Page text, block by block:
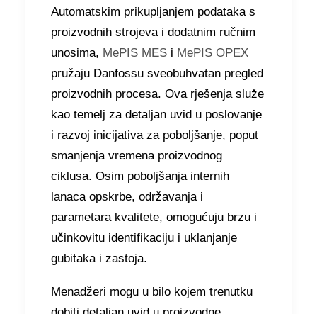
Automatskim prikupljanjem podataka s
proizvodnih strojeva i dodatnim ručnim
unosima, MePIS MES i MePIS OPEX
pružaju Danfossu sveobuhvatan pregled
proizvodnih procesa. Ova rješenja služe
kao temelj za detaljan uvid u poslovanje
i razvoj inicijativa za poboljšanje, poput
smanjenja vremena proizvodnog
ciklusa. Osim poboljšanja internih
lanaca opskrbe, održavanja i
parametara kvalitete, omogućuju brzu i
učinkovitu identifikaciju i uklanjanje
gubitaka i zastoja.
Menadžeri mogu u bilo kojem trenutku